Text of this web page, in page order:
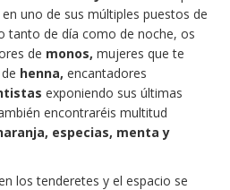
uno de sus múltiples puestos de
tanto de día como de noche, os
de monos, mujeres que te
de henna, encantadores
exponiendo sus últimas
encontraréis multitud
especias, menta y
los tenderetes y el espacio se